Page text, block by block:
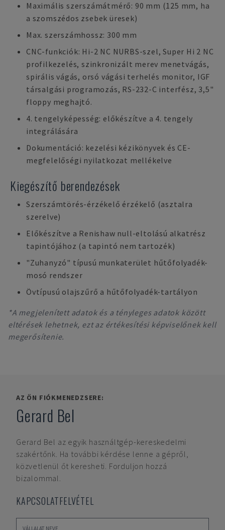
Maximális szerszámátmérő: 90 mm (125 mm, ha
a szomszédos zsebek üresek)
Max. szerszámhossz: 300 mm
CNC-funkciók: Hi-2 NC NURBS-szel, Super Hi 2 NC
profilkezelés, szinkronizált merev menetvágás,
spirális vágás, orsó vágási terhelés monitor, IGF
társalgási programozás, RS-232-C interfész, 3,5"
floppy meghajtó.
4. tengelyképesség: előkészítve a 4. tengely
integrálására
Dokumentáció: kezelési kézikönyvek és CE-
megfelelőségi nyilatkozat mellékelve
Kiegészítő berendezések
Szerszámtörés-érzékelő érzékelő (asztalra
szerelve)
Előkészítve a Renishaw null-eltolású alkatrész
tapintójához (a tapintó nem tartozék)
"Zuhanyzó" típusú munkaterület hűtőfolyadék-
mosó rendszer
Övtípusú olajszűrő a hűtőfolyadék-tartályon
*A megjelenített adatok és a tényleges adatok között
eltérések lehetnek, ezt az értékesítési képviselőnek kell
megerősítenie.
AZ ÖN FIÓKMENEDZSERE:
Gerard Bel
Gerard Bel az egyik használtgép-kereskedelmi
szakértőnk. Ha további kérdése lenne a gépről,
közvetlenül őt keresheti. Forduljon hozzá
bizalommal.
KAPCSOLATFELVÉTEL